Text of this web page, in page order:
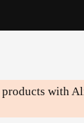
products with